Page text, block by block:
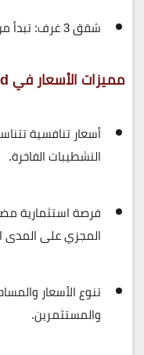
شقق 3 غرف: تبدأ من 5,075,000
مميزات الأسعار في D Mile Sheikh Zayed
أسعار تنافسية
التشطيبات الفاخرة.
فرصة استثمارية
المجزيعلى المدى
تنوع الأسعار
والمستثمرين.